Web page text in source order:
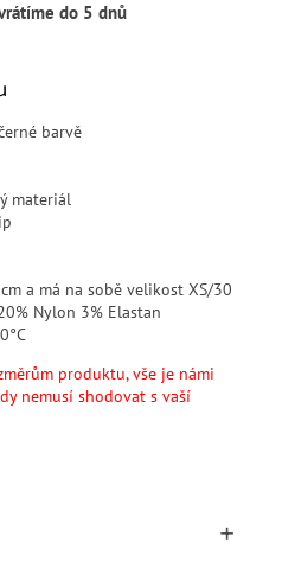
do 5 dnů
barvě
materiál
a má na sobě velikost XS/30
Nylon 3% Elastan
produktu, vše je námi
nemusí shodovat s vaší